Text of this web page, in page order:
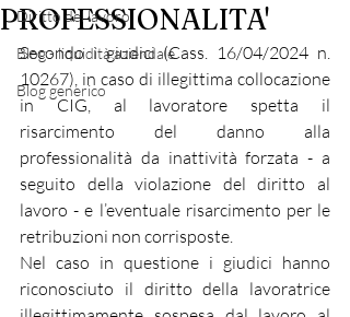
Diritto del lavoro
Blog - liquidità aziendale
Blog generico
PROFESSIONALITA'
Secondo i giudici (Cass. 16/04/2024 n.
10267), in caso di illegittima collocazione
in CIG, al lavoratore spetta il
risarcimento del danno alla
professionalità da inattività forzata - a
seguito della violazione del diritto al
lavoro - e l’eventuale risarcimento per le
retribuzioni non corrisposte.
Nel caso in questione i giudici hanno
riconosciuto il diritto della lavoratrice